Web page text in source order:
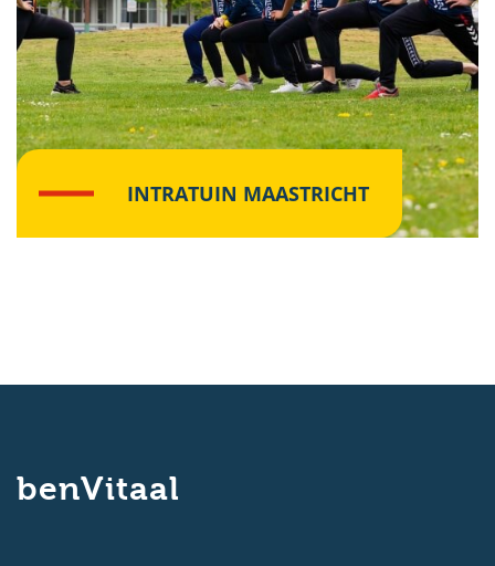
INTRATUIN MAASTRICHT
benVitaal